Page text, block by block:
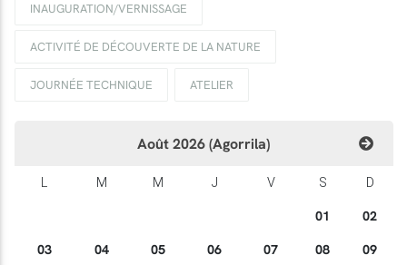
INAUGURATION/VERNISSAGE
ACTIVITÉ DE DÉCOUVERTE DE LA NATURE
JOURNÉE TECHNIQUE ATELIER
Août 2026 (Agorrila)
L M M J V S D
01 02
03 04 05 06 07 08 09